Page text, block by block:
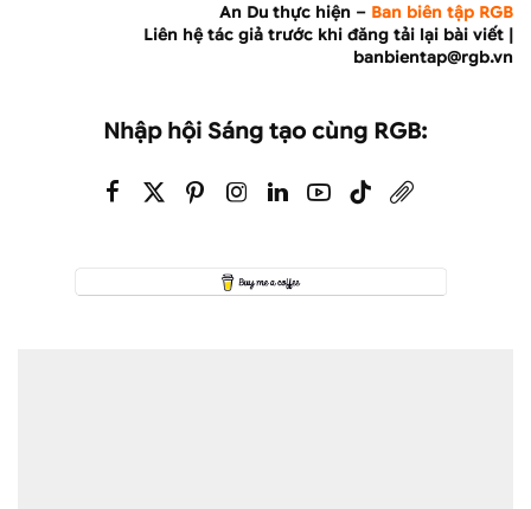
An Du thực hiện – Ban biên tập RGB
Liên hệ tác giả trước khi đăng tải lại bài viết |
banbientap@rgb.vn
Nhập hội Sáng tạo cùng RGB: